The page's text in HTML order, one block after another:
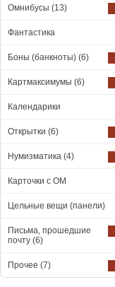
Омнибусы (13)
Фантастика
Боны (банкноты) (6)
Картмаксимумы (6)
Календарики
Открытки (6)
Нумизматика (4)
Карточки с ОМ
Цельные вещи (панели)
Письма, прошедшие
почту (6)
Прочее (7)